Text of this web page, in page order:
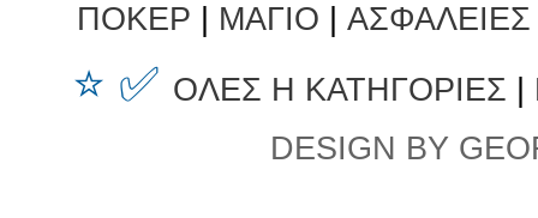
ΠΟΚΕΡ ΜΑΓΙΟ
⭐ ✅ ΟΛΕΣ Η ΚΑΤΗΓΟΡΙΕΣ
DESIGN BY